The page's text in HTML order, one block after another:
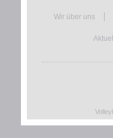
Wir über uns